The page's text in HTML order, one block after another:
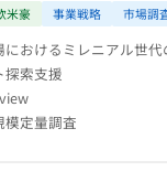
米豪 事業戦略 市場調
おけるミレニアル世代
探索支援
模定量調査